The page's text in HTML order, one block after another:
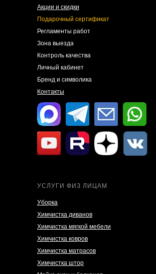
Акции и скидки
Подарочный сертификат
Регламенты работ
Зона выезда
Контроль качества
Личный кабинет
Бренд и символика
Контакты
УСЛУГИ ФИЗ ЛИЦАМ
Уборка
Химчистка диванов
Химчистка мягкой мебели
Химчистка ковров
Химчистка матрасов
Химчистка штор